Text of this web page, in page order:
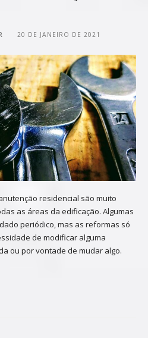
20 DE JANEIRO DE 2021
residencial são muito
as áreas da edificação. Algumas
periódico, mas as reformas só
de modificar alguma
ou por vontade de mudar algo.